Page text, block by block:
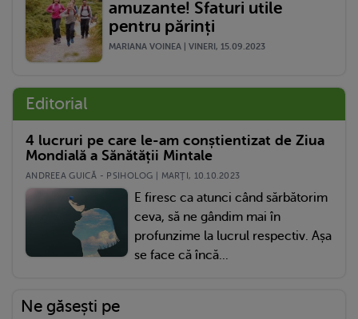
amuzante! Sfaturi utile
pentru părinți
MARIANA VOINEA | VINERI, 15.09.2023
Editorial
4 lucruri pe care le-am conștientizat de Ziua
Mondială a Sănătății Mintale
ANDREEA GUICĂ - PSIHOLOG | MARŢI, 10.10.2023
E firesc ca atunci când sărbătorim
ceva, să ne gândim mai în
profunzime la lucrul respectiv. Așa
se face că încă...
Ne găsești pe